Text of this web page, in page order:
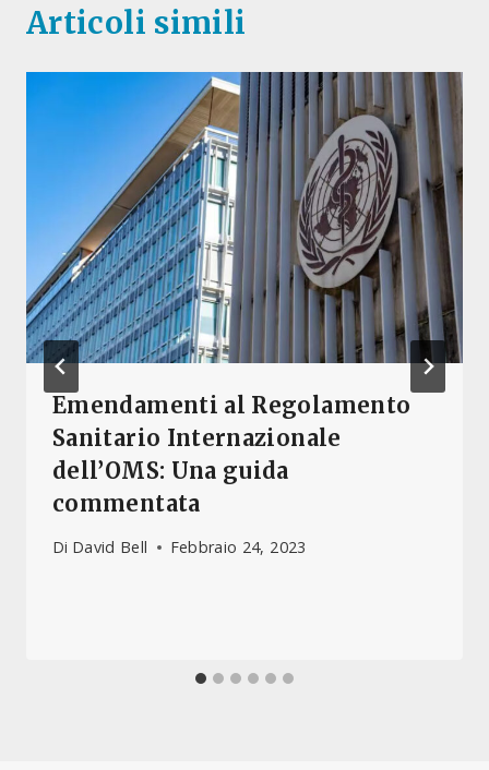
Articoli simili
Emendamenti al Regolamento
Sanitario Internazionale
dell’OMS: Una guida
commentata
Di David Bell Febbraio 24, 2023